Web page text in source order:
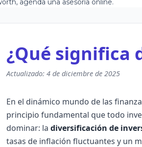
¿Qué significa
Actualizado: 4 de diciembre de 2025
En el dinámico mundo de las
principio fundamental que todo
dominar: la diversificación de
tasas de inflación fluctuantes y un